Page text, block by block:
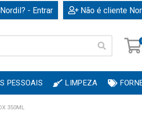
- Entrar Não é cliente
PESSOAIS LIMPEZA
350ML